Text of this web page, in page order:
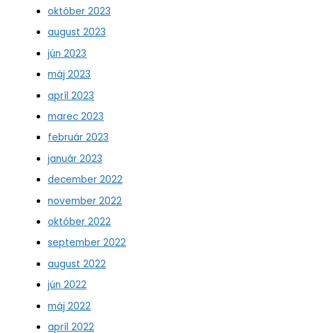
október 2023
august 2023
jún 2023
máj 2023
apríl 2023
marec 2023
február 2023
január 2023
december 2022
november 2022
október 2022
september 2022
august 2022
jún 2022
máj 2022
apríl 2022